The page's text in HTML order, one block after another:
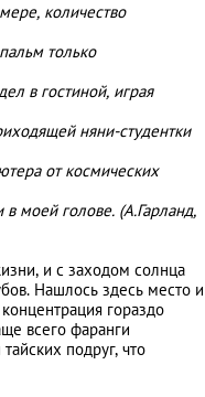
количество
только
в гостиной, играя
няни-студентки
от космических
моей голове. (А.Гарланд,
и с заходом солнца
Нашлось здесь место и
гораздо
всего фаранги
подруг, что